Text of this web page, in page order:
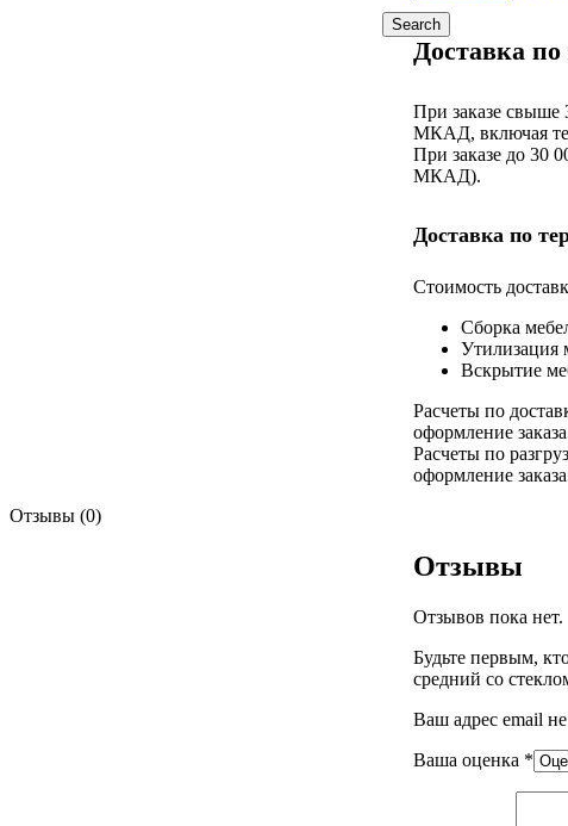
Search
Доставка
При заказе свыше
МКАД, включая
При заказе до 30
МКАД).
Доставка по
Стоимость
Сборка
Утилизация
Вскрытие
Расчеты по
оформление
Расчеты по
оформление
Отзывы (0)
Отзывы
Отзывов пока нет.
Будьте первым,
средний со
Ваш адрес email
Ваша оценка *